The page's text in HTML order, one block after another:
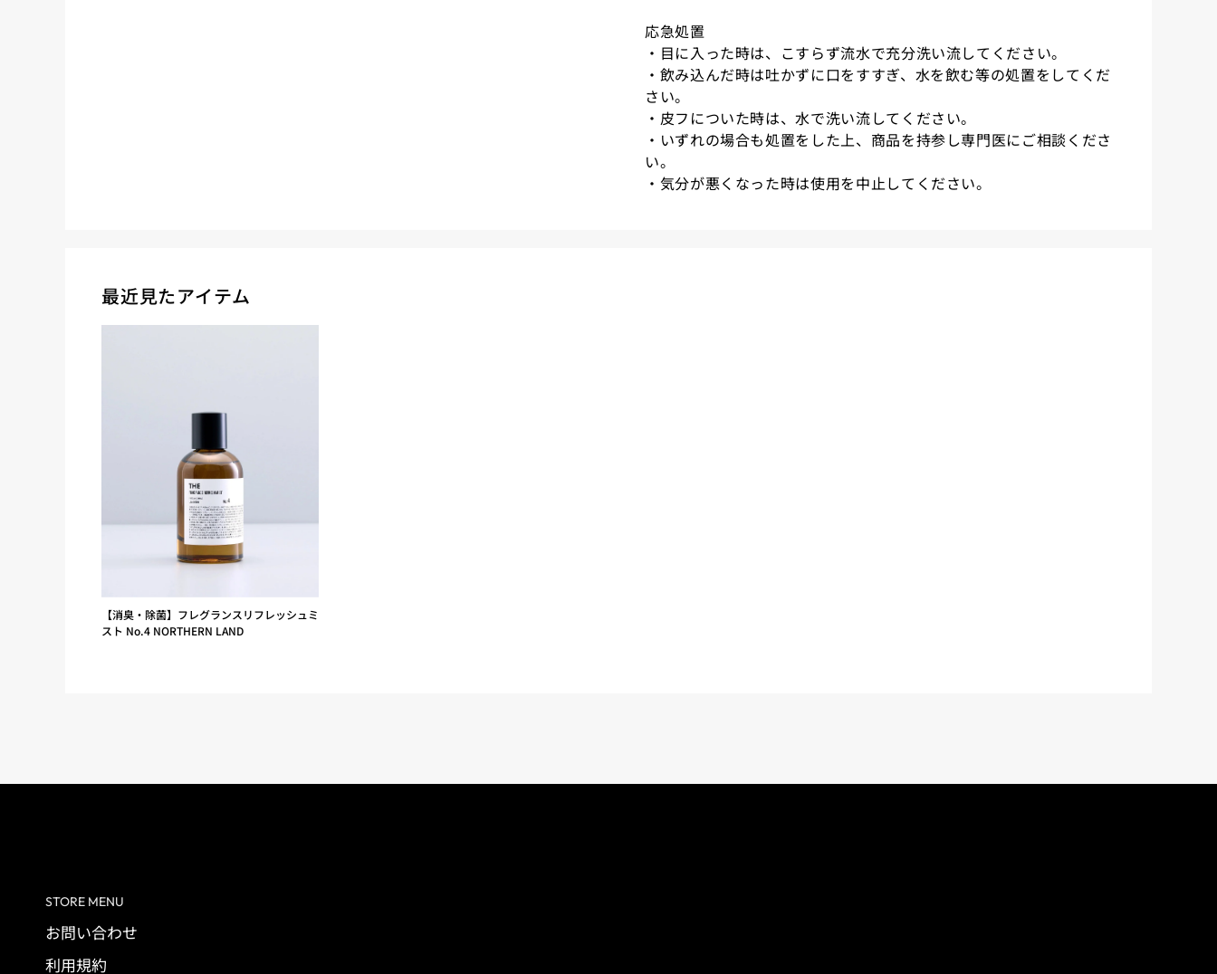
応急処置
・目に入った時は、こすらず流水で充分洗い流してください。
・飲み込んだ時は吐かずに口をすすぎ、水を飲む等の処置をしてくだ
さい。
・皮フについた時は、水で洗い流してください。
・いずれの場合も処置をした上、商品を持参し専門医にご相談くださ
い。
・気分が悪くなった時は使用を中止してください。
最近見たアイテム
【消臭・除菌】フレグランスリフレッシュミ
スト No.4 NORTHERN LAND
STORE MENU
お問い合わせ
利用規約